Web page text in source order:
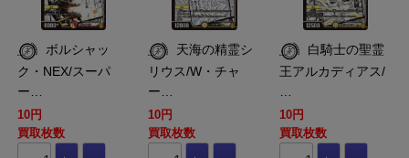
ク・NEX/スーパ
ー…
10円
買取枚数
リウス/W・チャ
ー…
10円
買取枚数
王アルカディアス/
10円
買取枚数